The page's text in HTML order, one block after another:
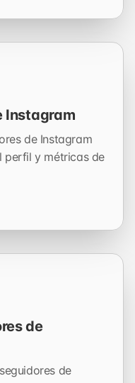
Instagram
de Instagram
perfil y métricas de
de
de